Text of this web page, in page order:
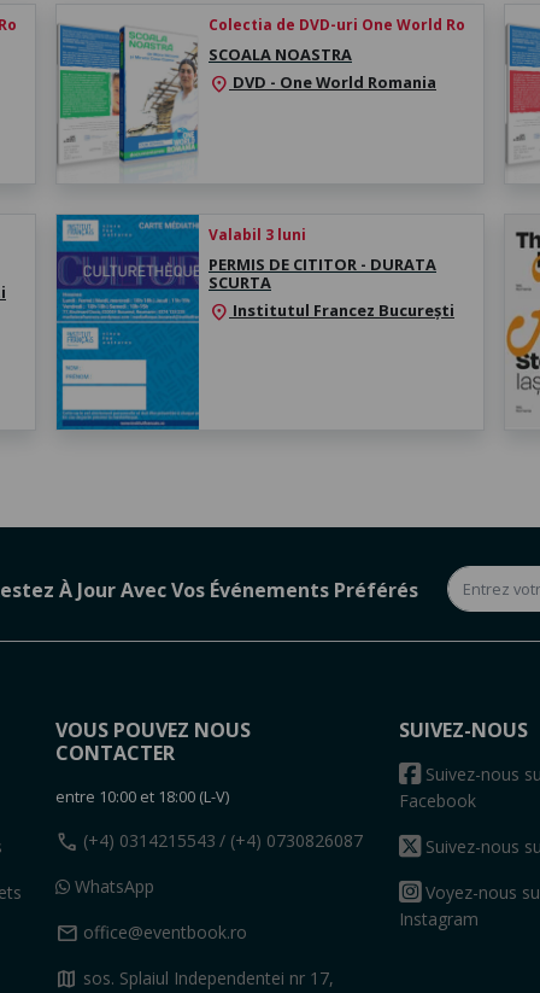
Colectia de DVD-uri One World Ro
SCOALA NOASTRA
location_on DVD - One World Romania
Valabil 3 luni
PERMIS DE CITITOR - DURATA
SCURTA
location_on Institutul Francez București
À Jour Avec Vos Événements Préférés
VOUS POUVEZ NOUS
CONTACTER
entre 10:00 et 18:00 (L-V)
call (+4) 0314215543 / (+4) 0730826087
WhatsApp
mail office@eventbook.ro
map sos. Splaiul Independentei nr 17,
SUIVEZ-NOUS
Suivez-nous
Facebook
Suivez-nous
Voyez-nous
Instagram